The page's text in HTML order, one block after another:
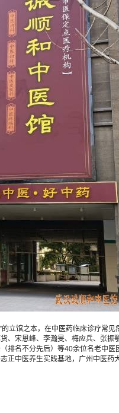
馆之本，在中医药临床诊疗常
宋恩峰、李瀚旻、梅应兵、张振
名不分先后）等40余位名老中
中医养生实践基地，广州中医药